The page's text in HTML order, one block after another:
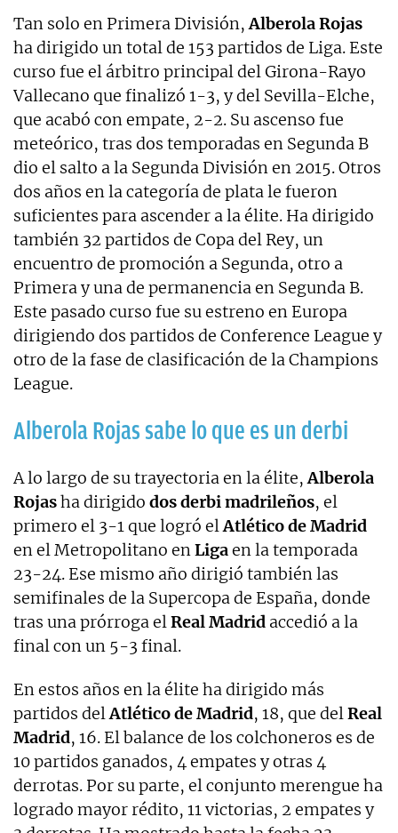
Tan solo en Primera División,AlberolaRojas
ha dirigido un total de 153 partidos de Liga. Este
curso fue el árbitro principal del Girona-Rayo
Vallecano que finalizó 1-3, y del Sevilla-Elche,
que acabó con empate, 2-2. Su ascenso fue
meteórico, tras dos temporadas en Segunda B
dio el salto a la Segunda División en 2015. Otros
dos años en la categoría de plata le fueron
suficientes para ascender a la élite. Ha dirigido
también 32 partidos de Copa del Rey, un
encuentro de promoción a Segunda, otro a
Primera y una de permanencia en Segunda B.
Este pasado curso fue su estreno en Europa
dirigiendo dos partidos de Conference League y
otro de la fase de clasificación de la Champions
League.
Alberola Rojas sabe lo que es un derbi
A lo largo de su trayectoria en la élite,Alberola
Rojasha dirigido dos derbi madrileños, el
primero el 3-1 que logró elAtlético de Madrid
en el Metropolitano enLigaen la temporada
23-24. Ese mismo año dirigió también las
semifinales de la Supercopa de España, donde
tras una prórroga elReal Madrid accedió a la
final con un 5-3 final.
En estos años en la élite ha dirigido más
partidos delAtlético de Madrid, 18, que delReal
Madrid, 16. El balance de los colchoneros es de
10 partidos ganados, 4 empates y otras 4
derrotas. Por su parte, el conjunto merengue ha
logrado mayor rédito, 11 victorias, 2 empates y